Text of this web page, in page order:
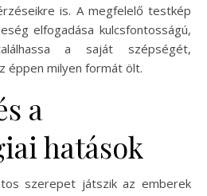
is. A megfelelő testkép
elfogadása kulcsfontosságú,
a saját szépségét,
éppen milyen formát ölt.
a
hatások
szerepet játszik az emberek